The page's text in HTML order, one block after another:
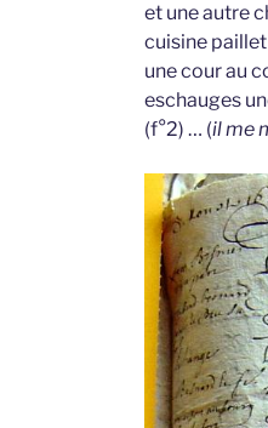
et une autre
cuisine
une cour au
eschauges
(f°2) … (il me